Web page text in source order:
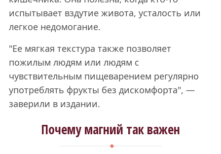
испытывает вздутие живота, усталость или
легкое недомогание.
"Ее мягкая текстура также позволяет
пожилым людям или людям с
чувствительным пищеварением регулярно
употреблять фрукты без дискомфорта", —
заверили в издании.
Почему магний так важен